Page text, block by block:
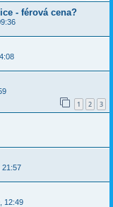
- férová cena?
1 2 3
21:57
12:49